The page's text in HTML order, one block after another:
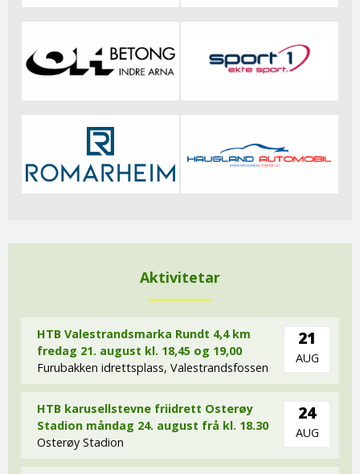
Aktivitetar
HTB Valestrandsmarka Rundt 4,4 km
fredag 21. august kl. 18,45 og 19,00
Furubakken idrettsplass, Valestrandsfossen
21
AUG
HTB karusellstevne friidrett Osterøy
Stadion måndag 24. august frå kl. 18.30
Osterøy Stadion
24
AUG